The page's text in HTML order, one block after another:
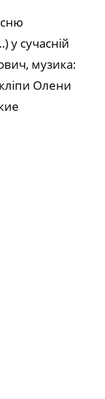
у сучасній
музика:
Олени